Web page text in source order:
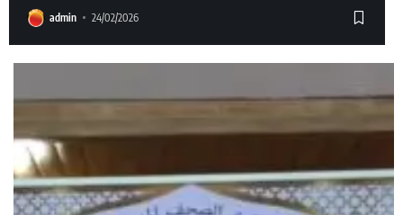
admin 24/02/2026